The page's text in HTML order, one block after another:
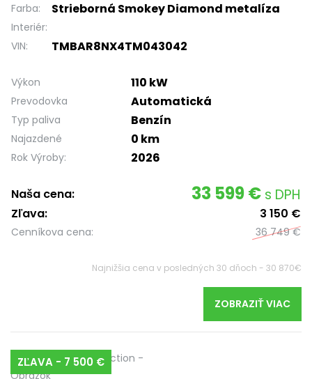
Farba: Strieborná Smokey Diamond metalíza
Interiér:
VIN:
TMBAR8NX4TM043042
Výkon 110 kW
Prevodovka Automatická
Typ paliva Benzín
Najazdené 0 km
Rok Výroby: 2026
Naša cena: 33 599 € s DPH
Zľava: 3 150 €
Cenníkova cena: 36 749 €
Najnižšia cena v posledných 30 dňoch - 30 870€
ZOBRAZIŤ VIAC
ZĽAVA - 7 500 €